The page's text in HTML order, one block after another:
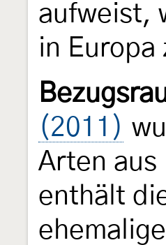
aufweist,
in
(2011)
Arten aus
enthält